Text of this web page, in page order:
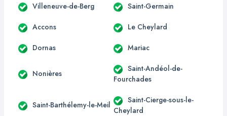
Villeneuve-de-Berg Saint-Germain
Accons Le Cheylard
Dornas Mariac
Nonières
Saint-Andéol-de-
Fourchades
Saint-Barthélemy-le-Meil
Saint-Cierge-sous-le-
Cheylard